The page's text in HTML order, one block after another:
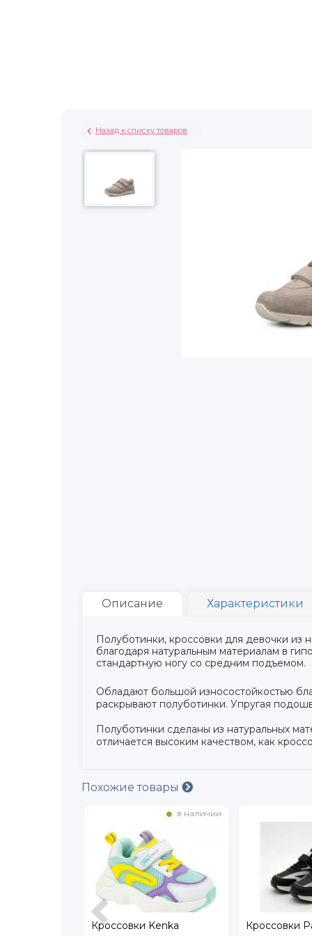
Назад к списку товаров
Описание Характеристики
Полуботинки, кроссовки для девочки из
благодаря натуральным материалам в
стандартную ногу со средним подъемом.
Обладают большой износостойкостью
раскрывают полуботинки. Упругая
Полуботинки сделаны из натуральных
отличается высоким качеством, как
Похожие товары
в наличии
Кроссовки Kenka Кроссовки